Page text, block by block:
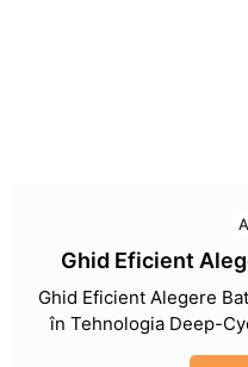
Ghid Eficient
Ghid Eficient Alegere
în Tehnologia Deep-